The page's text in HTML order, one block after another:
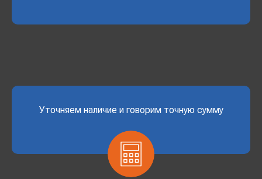
Уточняем наличие и говорим точную сумму